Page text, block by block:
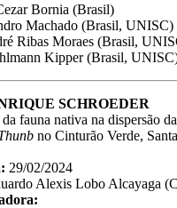
Bornia (Brasil)
Machado (Brasil, UNISC)
Ribas Moraes (Brasil,
Kipper (Brasil,
SCHROEDER
fauna nativa na dispersão
no Cinturão Verde,
29/02/2024
Alexis Lobo Alcayaga